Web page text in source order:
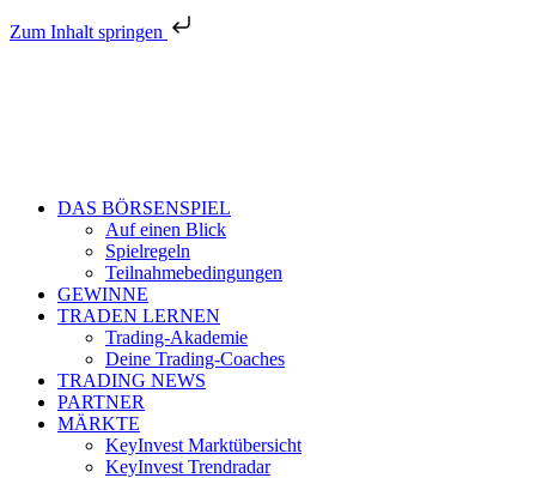
Zum Inhalt springen
DAS BÖRSENSPIEL
Auf einen Blick
Spielregeln
Teilnahmebedingungen
GEWINNE
TRADEN LERNEN
Trading-Akademie
Deine Trading-Coaches
TRADING NEWS
PARTNER
MÄRKTE
KeyInvest Marktübersicht
KeyInvest Trendradar